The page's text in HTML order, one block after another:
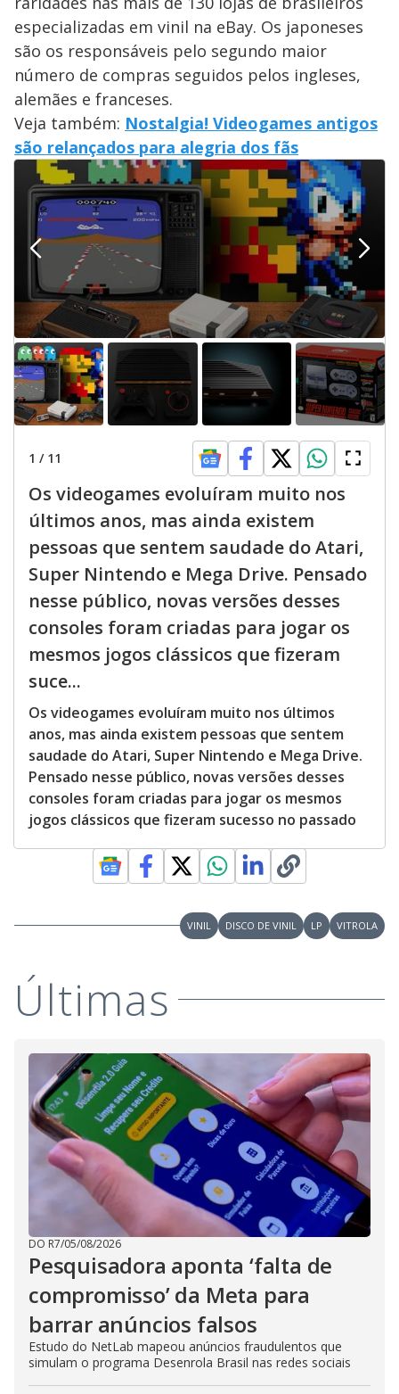
especializadas em vinil na eBay. Os japoneses
são os responsáveis pelo segundo maior
número de compras seguidos pelos ingleses,
alemães e franceses.
Veja também: Nostalgia! Videogames antigos
são relançados para alegria dos fãs
1 / 11
Os videogames evoluíram muito nos
últimos anos, mas ainda existem
pessoas que sentem saudade do Atari,
Super Nintendo e Mega Drive. Pensado
nesse público, novas versões desses
consoles foram criadas para jogar os
mesmos jogos clássicos que fizeram
suce...
Os videogames evoluíram muito nos últimos
anos, mas ainda existem pessoas que sentem
saudade do Atari, Super Nintendo e Mega Drive.
Pensado nesse público, novas versões desses
consoles foram criadas para jogar os mesmos
jogos clássicos que fizeram sucesso no passado
VINIL DISCO DE VINIL LP VITROLA
Últimas
DO R7/05/08/2026
Pesquisadora aponta ‘falta de
compromisso’ da Meta para
barrar anúncios falsos
Estudo do NetLab mapeou anúncios fraudulentos que
simulam o programa Desenrola Brasil nas redes sociais